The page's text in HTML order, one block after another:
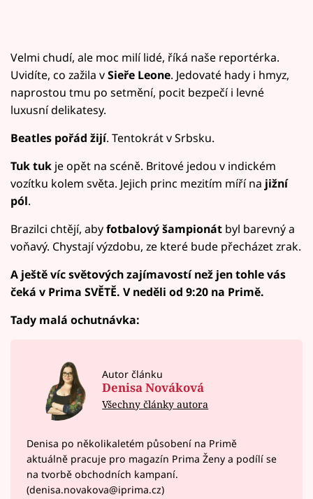
Velmi chudí, ale moc milí lidé, říká naše reportérka.
Uvidíte, co zažila vSieře Leone. Jedovaté hady i hmyz,
naprostou tmu po setmění, pocit bezpečí i levné
luxusní delikatesy.
Beatles pořád žijí. Tentokrát v Srbsku.
Tuk tuk je opět na scéně. Britové jedou v indickém
vozítku kolem světa. Jejich princ mezitím míří na jižní
pól.
Brazilci chtějí, abyfotbalový šampionát byl barevný a
voňavý. Chystají výzdobu, ze které bude přecházet zrak.
A ještě víc světových zajímavostí než jen tohle vás
čeká v Prima SVĚTĚ. V neděli od 9:20 na Primě.
Tady malá ochutnávka:
Autor článku
Denisa Nováková
Všechny články autora
Denisa po několikaletém působení na Primě
aktuálně pracuje pro magazín Prima Ženy a podílí se
na tvorbě obchodních kampaní.
(denisa.novakova@iprima.cz)